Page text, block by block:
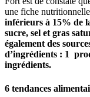
une fiche
inférieurs à 15% de
sucre, sel et gras
également des
d’ingrédients : 1
ingrédients.
6 tendances